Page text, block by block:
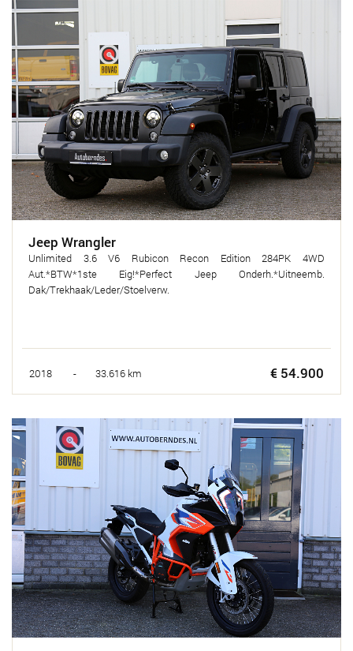
Jeep Wrangler
Unlimited 3.6 V6 Rubicon Recon Edition 284PK 4WD
Aut.*BTW*1ste Eig!*Perfect Jeep Onderh.*Uitneemb.
Dak/Trekhaak/Leder/Stoelverw.
2018 - 33.616 km € 54.900